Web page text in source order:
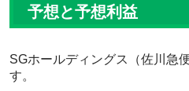
予想と予想利益
SGホールディングス（佐川急
す。